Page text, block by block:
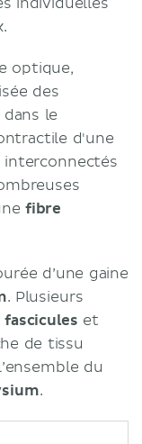
individuelles
optique,
des
le
d'une
interconnectés
fibre
d’une gaine
. Plusieurs
fascicules et
de tissu
du
.